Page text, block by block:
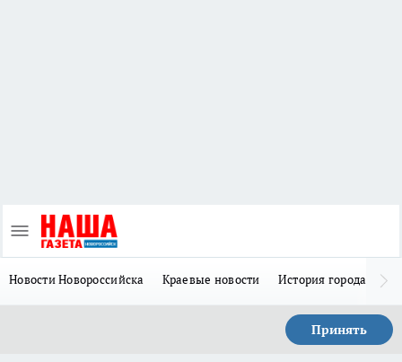
Новости Новороссийска Краевые новости История города Н
Принять